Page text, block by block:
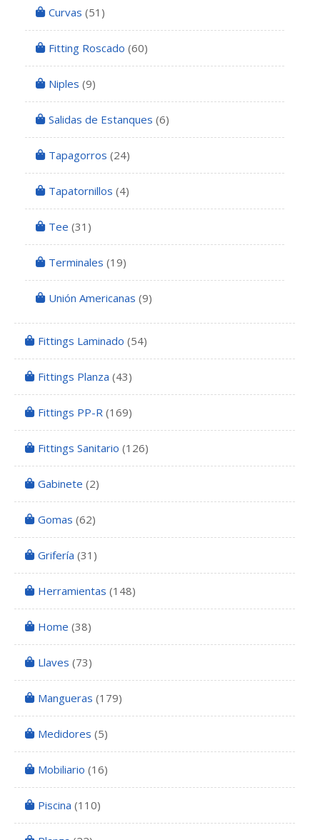
Curvas (51)
Fitting Roscado (60)
Niples (9)
Salidas de Estanques (6)
Tapagorros (24)
Tapatornillos (4)
Tee (31)
Terminales (19)
Unión Americanas (9)
Fittings Laminado (54)
Fittings Planza (43)
Fittings PP-R (169)
Fittings Sanitario (126)
Gabinete (2)
Gomas (62)
Grifería (31)
Herramientas (148)
Home (38)
Llaves (73)
Mangueras (179)
Medidores (5)
Mobiliario (16)
Piscina (110)